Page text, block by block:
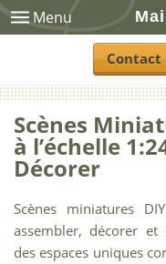
Menu
Contact
Scènes
à l’échelle
Décorer
Scènes miniatures
assembler, décorer et
des espaces uniques